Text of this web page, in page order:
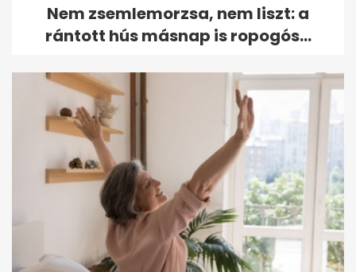
Nem zsemlemorzsa, nem liszt: a
rántott hús másnap is ropogós...